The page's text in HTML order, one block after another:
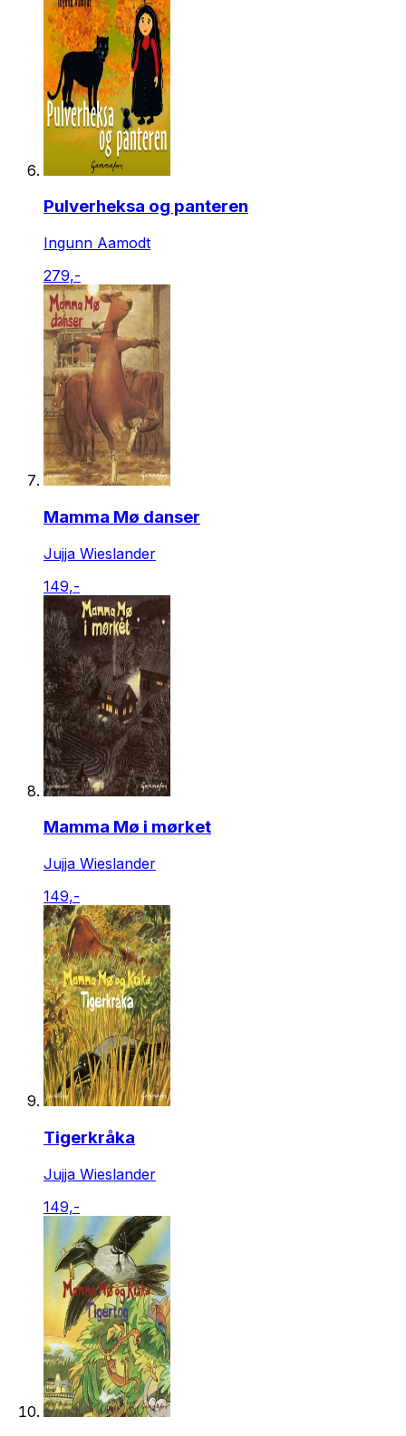
Pulverheksa og panteren
Ingunn Aamodt
279,-
Mamma Mø danser
Jujja Wieslander
149,-
Mamma Mø i mørket
Jujja Wieslander
149,-
Tigerkråka
Jujja Wieslander
149,-